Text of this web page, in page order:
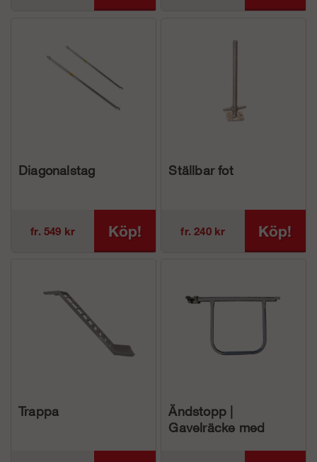
Diagonalstag
fr. 549 kr Köp!
Ställbar fot
fr. 240 kr Köp!
Trappa
Ändstopp |
Gavelräcke med